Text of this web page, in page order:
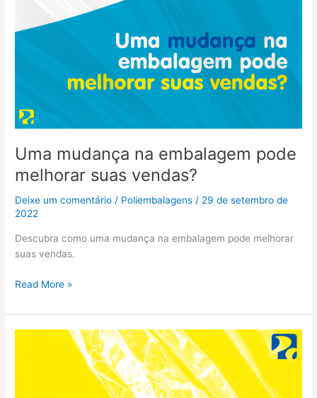
Uma mudança na embalagem pode
melhorar suas vendas?
Deixe um comentário / Poliembalagens/ 29 de setembro de
2022
Descubra como uma mudança na embalagem pode melhorar
suas vendas.
Read More »